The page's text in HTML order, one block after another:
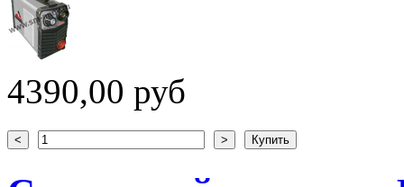
4390,00 руб